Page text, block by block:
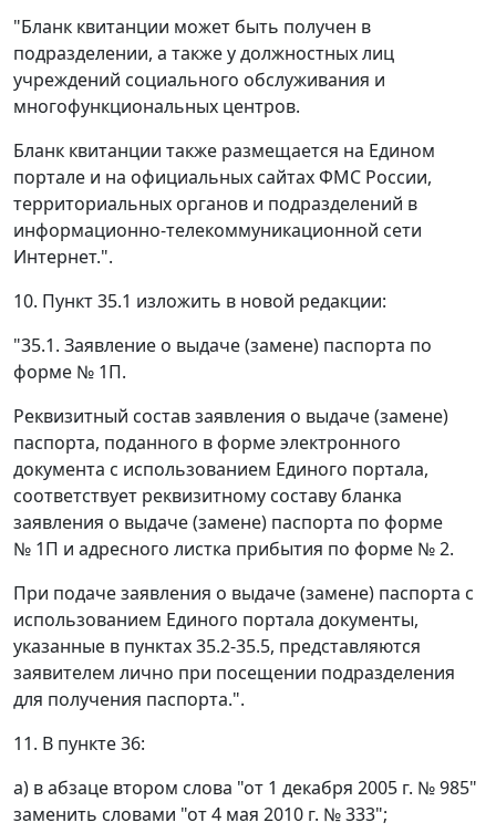
"Бланк квитанции может быть получен в
подразделении, а также у должностных лиц
учреждений социального обслуживания и
многофункциональных центров.
Бланк квитанции также размещается на Едином
портале и на официальных сайтах ФМС России,
территориальных органов и подразделений в
информационно-телекоммуникационной сети
Интернет.".
10. Пункт 35.1 изложить в новой редакции:
"35.1. Заявление о выдаче (замене) паспорта по
форме № 1П.
Реквизитный состав заявления о выдаче (замене)
паспорта, поданного в форме электронного
документа с использованием Единого портала,
соответствует реквизитному составу бланка
заявления о выдаче (замене) паспорта по форме
№ 1П и адресного листка прибытия по форме № 2.
При подаче заявления о выдаче (замене) паспорта с
использованием Единого портала документы,
указанные в пунктах 35.2-35.5, представляются
заявителем лично при посещении подразделения
для получения паспорта.".
11. В пункте 36:
а) в абзаце втором слова "от 1 декабря 2005 г. № 985"
заменить словами "от 4 мая 2010 г. № 333";